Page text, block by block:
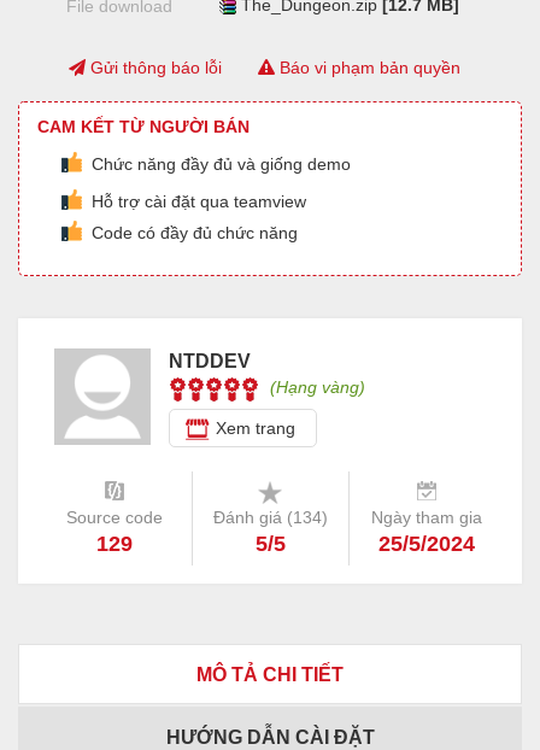
File download
The_Dungeon.zip[12.7 MB]
Gửi thông báo lỗi Báo vi phạm bản quyền
CAM KẾT TỪ NGƯỜI BÁN
Chức năng đầy đủ và giống demo
Hỗ trợ cài đặt qua teamview
Code có đầy đủ chức năng
NTDDEV
(Hạng vàng)
Xem trang
Source code
129
Đánh giá (134)
5/5
Ngày tham gia
25/5/2024
MÔ TẢ CHI TIẾT
HƯỚNG DẪN CÀI ĐẶT